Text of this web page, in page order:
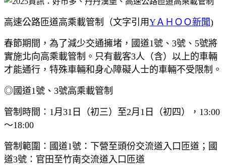
高速公路匝道高乘載管制（文字引用YＡＨＯＯ新聞)
春節期間，為了減少交通擁堵，國道1號、3號、5號將
實施北向高乘載管制。只有載客3人（含）以上的車輛
才能通行，特殊車輛和身心障礙人士的車輛不受限制。
◎國道1號、3號高乘載管制
管制時間：1月31日（初三）至2月1日（初四），13:00
～18:00
管制範圍：國道1號：下營至頭份交流道入口匝道；國
道3號：官田至竹南交流道入口匝道